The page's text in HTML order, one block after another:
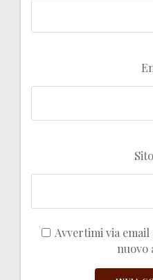
Avvertimi via
nuovo